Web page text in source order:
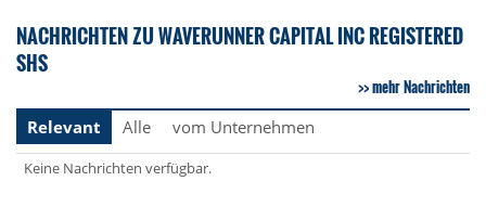
NACHRICHTEN ZU WAVERUNNER CAPITAL INC REGISTERED
SHS
mehr Nachrichten
Relevant
Alle vom Unternehmen
Keine Nachrichten verfügbar.